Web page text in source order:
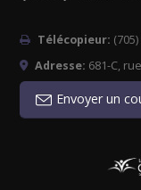
Télécopieur:
Adresse: 681-C,
Envoyer un